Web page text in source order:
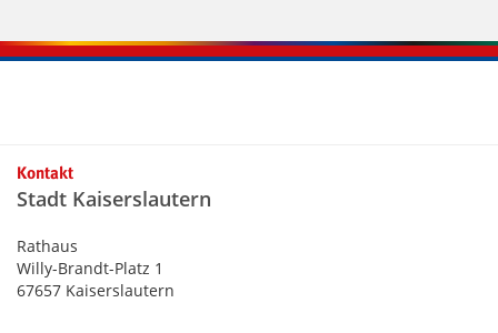
Kontaktinformationen und Weiterführendes
Kontakt
Stadt Kaiserslautern
Rathaus
Willy-Brandt-Platz 1
67657 Kaiserslautern